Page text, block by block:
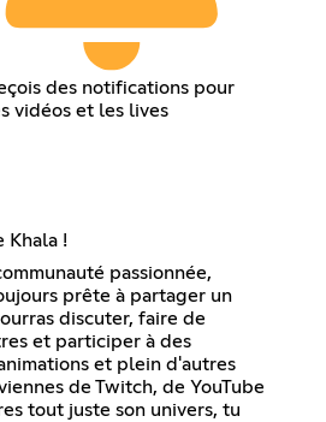
des notifications pour
vidéos et les lives
Khala !
passionnée,
prête à partager un
discuter, faire de
et participer à des
et plein d'autres
de Twitch, de YouTube
tout juste son univers, tu